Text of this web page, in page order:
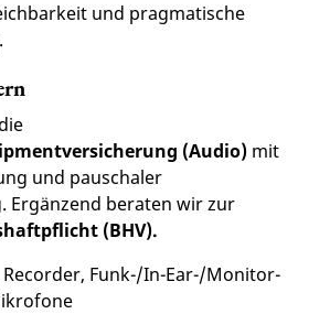
und pragmatische
(Audio) mit
und pauschaler
Ergänzend beraten wir zur
(BHV).
Funk-/In-Ear-/Monitor-